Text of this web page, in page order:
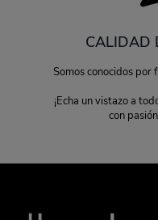
CALIDAD
Somos conocidos
¡Echa un vistazo a
con